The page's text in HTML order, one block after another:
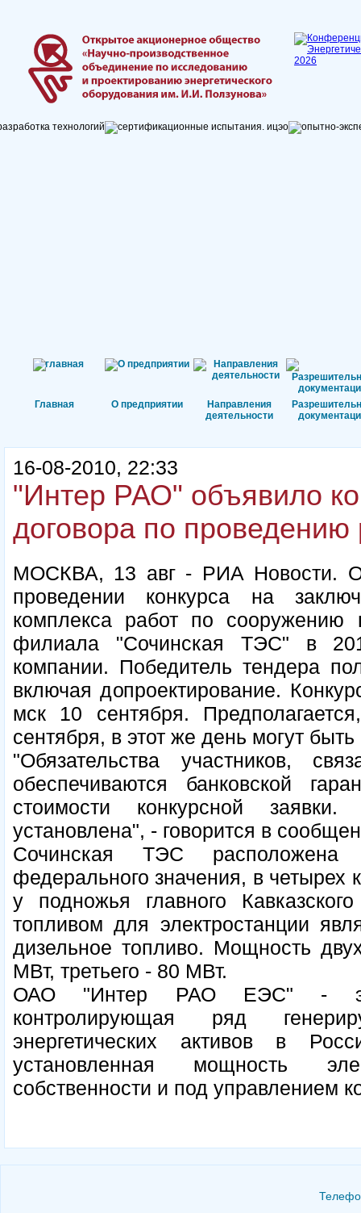
Главная О предприятии
Направления
деятельности
16-08-2010, 22:33
"Интер РАО" объявило
договора по
МОСКВА, 13 авг - РИА Новости.
проведении конкурса на
комплекса работ по сооружению
филиала "Сочинская ТЭС" в
компании. Победитель тендера
включая допроектирование.
мск 10 сентября.
сентября, в этот же день могут
"Обязательства участников,
обеспечиваются банковской
стоимости конкурсной
установлена", - говорится в
Сочинская ТЭС расположена
федерального значения, в четырех
у подножья главного
топливом для электростанции
дизельное топливо. Мощность
МВт, третьего - 80 МВт.
ОАО "Интер РАО ЕЭС" -
контролирующая ряд
энергетических активов в
установленная мощность
собственности и под управлением